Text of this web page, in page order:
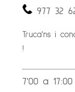
977 32
Truca'ns i
!
7'00 a